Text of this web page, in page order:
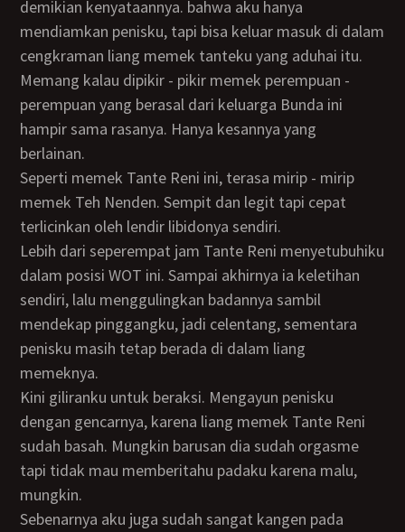
demikian kenyataannya. bahwa aku hanya
mendiamkan penisku, tapi bisa keluar masuk di dalam
cengkraman liang memek tanteku yang aduhai itu.
Memang kalau dipikir - pikir memek perempuan -
perempuan yang berasal dari keluarga Bunda ini
hampir sama rasanya. Hanya kesannya yang
berlainan.
Seperti memek Tante Reni ini, terasa mirip - mirip
memek Teh Nenden. Sempit dan legit tapi cepat
terlicinkan oleh lendir libidonya sendiri.
Lebih dari seperempat jam Tante Reni menyetubuhiku
dalam posisi WOT ini. Sampai akhirnya ia keletihan
sendiri, lalu menggulingkan badannya sambil
mendekap pinggangku, jadi celentang, sementara
penisku masih tetap berada di dalam liang
memeknya.
Kini giliranku untuk beraksi. Mengayun penisku
dengan gencarnya, karena liang memek Tante Reni
sudah basah. Mungkin barusan dia sudah orgasme
tapi tidak mau memberitahu padaku karena malu,
mungkin.
Sebenarnya aku juga sudah sangat kangen pada